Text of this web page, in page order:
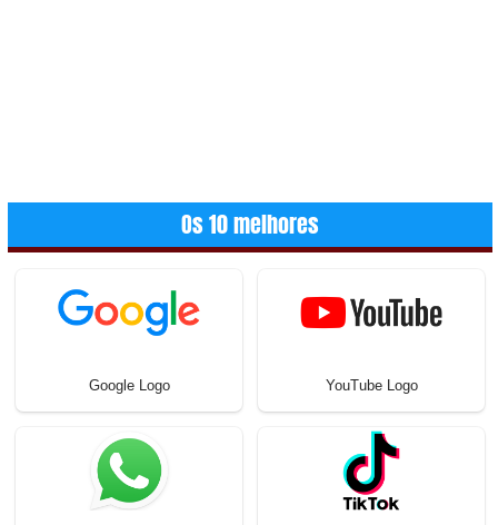
Os 10 melhores
Google Logo YouTube Logo